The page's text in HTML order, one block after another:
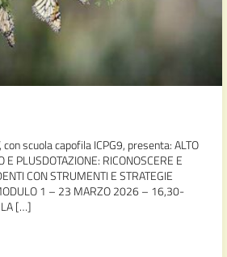
scuola capofila ICPG9, presenta: ALTO
E PLUSDOTAZIONE: RICONOSCERE E
CON STRUMENTI E STRATEGIE
1 – 23 MARZO 2026 – 16,30-
LA […]